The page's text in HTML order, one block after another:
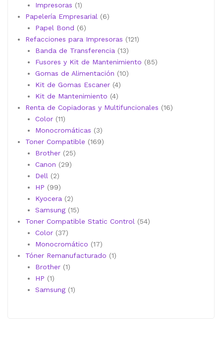
Impresoras 11
producto
Papelería Empresarial 66
Papel Bond 66
productos
Refacciones para Impresoras 121121
Banda de Transferencia 1313
productos
Fusores y Kit de Mantenimiento 8585
Gomas de Alimentación 1010
Kit de Gomas Escaner 44
Kit de Mantenimiento 44
productos
Renta de Copiadoras y Multifuncionales 1616
Color 1111
productos
Monocromáticas 33
productos
Toner Compatible 169169
Brother 2525
Canon 2929
Dell 22
productos
HP 9999
productos
Kyocera 22
productos
Samsung 1515
productos
Toner Compatible Static Control 5454
Color 3737
productos
Monocromático 1717
productos
Tóner Remanufacturado 11
Brother 11
HP 11
producto
Samsung 11